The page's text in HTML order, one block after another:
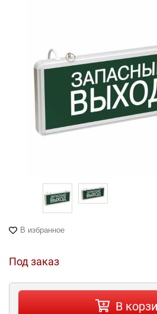
В избранное
Под заказ
В